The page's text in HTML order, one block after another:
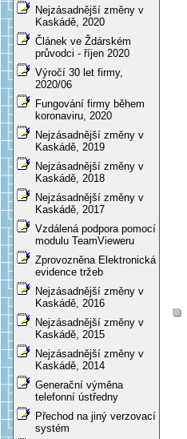
Nejzásadnější změny v
Kaskádě, 2020
Článek ve Ždárském
průvodci - říjen 2020
Výročí 30 let firmy,
2020/06
Fungování firmy během
koronaviru, 2020
Nejzásadnější změny v
Kaskádě, 2019
Nejzásadnější změny v
Kaskádě, 2018
Nejzásadnější změny v
Kaskádě, 2017
Vzdálená podpora pomocí
modulu TeamVieweru
Zprovozněna Elektronická
evidence tržeb
Nejzásadnější změny v
Kaskádě, 2016
Nejzásadnější změny v
Kaskádě, 2015
Nejzásadnější změny v
Kaskádě, 2014
Generační výměna
telefonní ústředny
Přechod na jiný verzovací
systém